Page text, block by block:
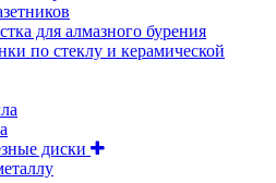
для алмазного бурения
по стеклу и керамической
диски